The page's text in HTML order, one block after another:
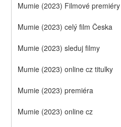
Mumie (2023) Filmové premiéry
Mumie (2023) celý film Česka
Mumie (2023) sleduj filmy
Mumie (2023) online cz titulky
Mumie (2023) premiéra
Mumie (2023) online cz